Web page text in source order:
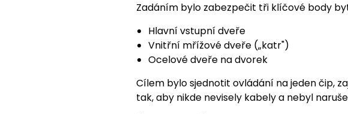
Zadáním bylo zabezpečit tři klíčové body
Hlavní vstupní dveře
Vnitřní mřížové dveře („katr")
Ocelové dveře na dvorek
Cílem bylo sjednotit ovládání na jeden čip,
tak, aby nikde nevisely kabely a nebyl